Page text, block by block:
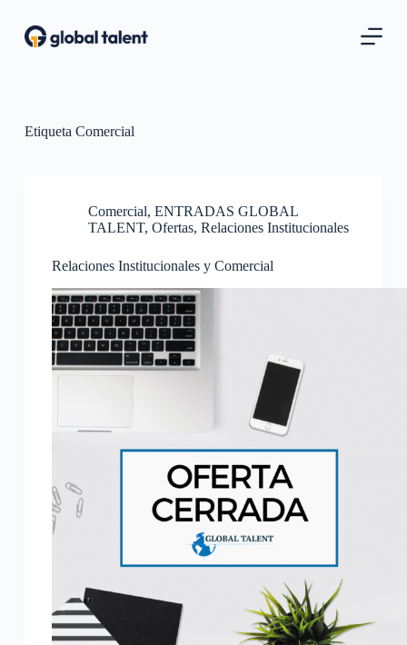
Etiqueta Comercial
Comercial, ENTRADAS GLOBAL
TALENT, Ofertas, Relaciones Institucionales
Relaciones Institucionales y Comercial